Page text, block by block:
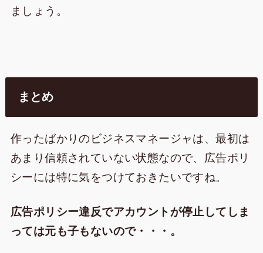
ましょう。
まとめ
作ったばかりのビジネスマネージャは、最初は
あまり信頼されていない状態なので、広告ポリ
シーには特に気をつけておきたいですね。
広告ポリシー違反でアカウントが停止してしま
っては元も子もないので・・・。